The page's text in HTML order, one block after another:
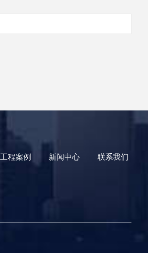
工程案例 新闻中心 联系我们